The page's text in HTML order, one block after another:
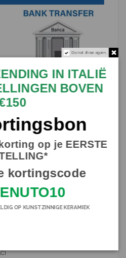
di Ficodindia, artisan werk in goede
en onderscheiden door onze
Do not show again.
IN ITALIË
BOVEN
op je EERSTE
kortingscode
OP KUNSTZINNIGE KERAMIEK